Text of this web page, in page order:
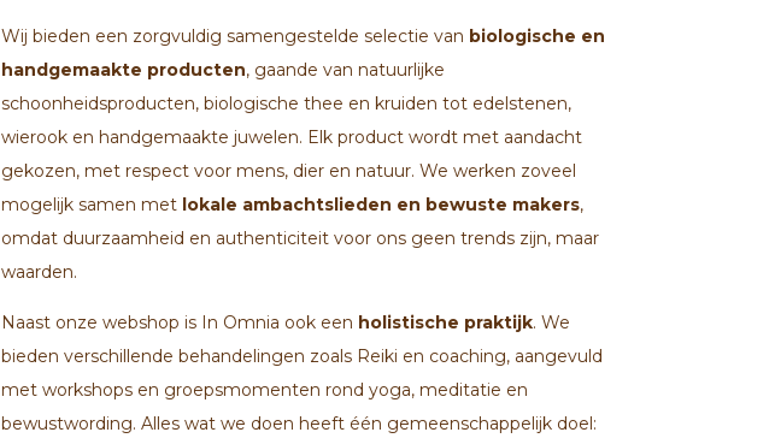
Wij bieden een zorgvuldig samengestelde selectie van biologische en
handgemaakte producten, gaande van natuurlijke
schoonheidsproducten, biologische thee en kruiden tot edelstenen,
wierook en handgemaakte juwelen. Elk product wordt met aandacht
gekozen, met respect voor mens, dier en natuur. We werken zoveel
mogelijk samen met lokale ambachtslieden en bewuste makers,
omdat duurzaamheid en authenticiteit voor ons geen trends zijn, maar
waarden.
Naast onze webshop is In Omnia ook een holistische praktijk. We
bieden verschillende behandelingen zoals Reiki en coaching, aangevuld
met workshops en groepsmomenten rond yoga, meditatie en
bewustwording. Alles wat we doen heeft één gemeenschappelijk doel: